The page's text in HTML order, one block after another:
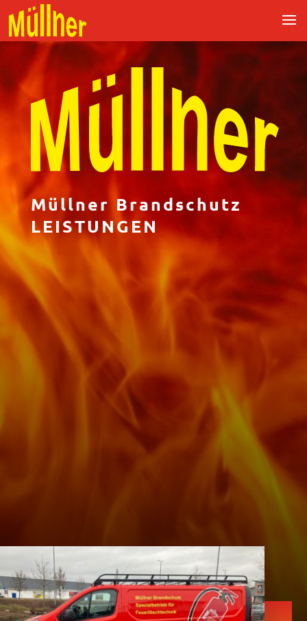
Müllner Brandschutz
LEISTUNGEN